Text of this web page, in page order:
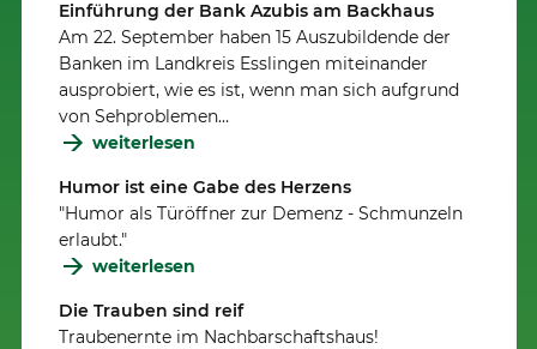
Einführung der Bank Azubis am Backhaus
Am 22. September haben 15 Auszubildende der
Banken im Landkreis Esslingen miteinander
ausprobiert, wie es ist, wenn man sich aufgrund
von Sehproblemen…
weiterlesen
Humor ist eine Gabe des Herzens
"Humor als Türöffner zur Demenz - Schmunzeln
erlaubt."
weiterlesen
Die Trauben sind reif
Traubenernte im Nachbarschaftshaus!